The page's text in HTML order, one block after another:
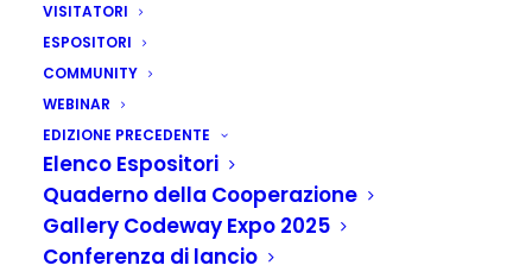
VISITATORI
ESPOSITORI
COMMUNITY
WEBINAR
EDIZIONE PRECEDENTE
Elenco Espositori
Quaderno della Cooperazione
Gallery Codeway Expo 2025
Conferenza di lancio